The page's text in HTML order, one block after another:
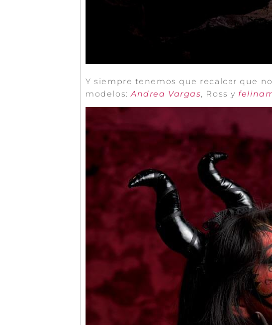
Y siempre tenemos que recalcar que
modelos:Andrea Vargas, Ross y